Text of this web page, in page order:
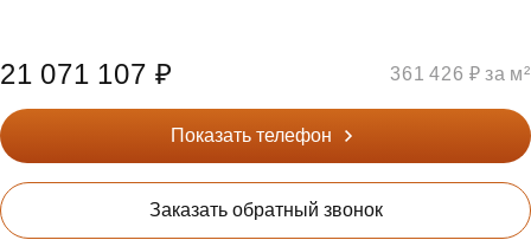
21 071 107 ₽ 361 426 ₽ за м²
Показать телефон
Заказать обратный звонок